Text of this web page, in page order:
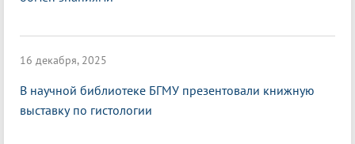
16 декабря, 2025
В научной библиотеке БГМУ презентовали книжную
выставку по гистологии